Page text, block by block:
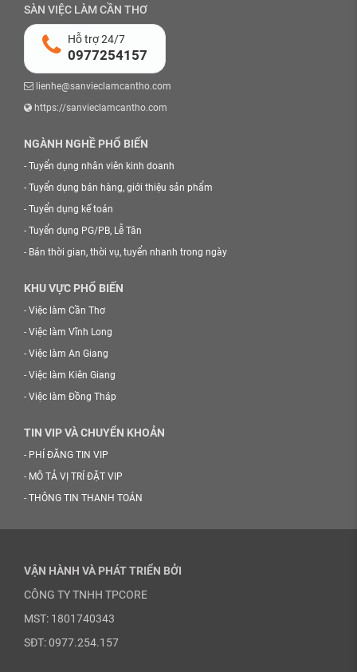
SÀN VIỆC LÀM CẦN THƠ
Hỗ trợ 24/7
0977254157
lienhe@sanvieclamcantho.com
https://sanvieclamcantho.com
NGÀNH NGHỀ PHỔ BIẾN
- Tuyển dụng nhân viên kinh doanh
- Tuyển dụng bán hàng, giới thiệu sản phẩm
- Tuyển dụng kế toán
- Tuyển dụng PG/PB, Lễ Tân
- Bán thời gian, thời vụ, tuyển nhanh trong ngày
KHU VỰC PHỔ BIẾN
- Việc làm Cần Thơ
- Việc làm Vĩnh Long
- Việc làm An Giang
- Việc làm Kiên Giang
- Việc làm Đồng Tháp
TIN VIP VÀ CHUYỂN KHOẢN
- PHÍ ĐĂNG TIN VIP
- MÔ TẢ VỊ TRÍ ĐẶT VIP
- THÔNG TIN THANH TOÁN
VẬN HÀNH VÀ PHÁT TRIỂN BỞI
CÔNG TY TNHH TPCORE
MST: 1801740343
SĐT: 0977.254.157